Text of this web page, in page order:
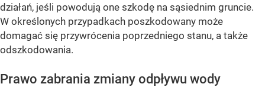
działań, jeśli powodują one szkodę na sąsiednim gruncie.
W określonych przypadkach poszkodowany może
domagać się przywrócenia poprzedniego stanu, a także
odszkodowania.
Prawo zabrania zmiany odpływu wody